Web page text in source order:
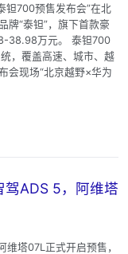
钽700预售发布会”在北
牌“泰钽”，旗下首款豪
38.98万元。 泰钽700
，覆盖高速、城市、越
会现场“北京越野×华为
ADS 5，阿维塔
塔07L正式开启预售，